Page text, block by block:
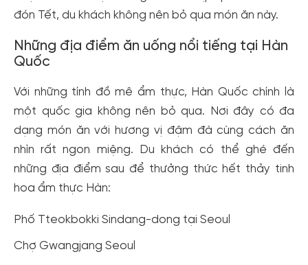
đón Tết, du khách không nên bỏ qua món ăn này.
Những địa điểm ăn uống nổi tiếng tại Hàn
Quốc
Với những tính đồ mê ẩm thực, Hàn Quốc chính là
một quốc gia không nên bỏ qua. Nơi đây có đa
dạng món ăn với hương vị đậm đà cùng cách ăn
nhìn rất ngon miệng. Du khách có thể ghé đến
những địa điểm sau để thưởng thức hết thảy tinh
hoa ẩm thực Hàn:
Phố Tteokbokki Sindang-dong tại Seoul
Chợ Gwangjang Seoul